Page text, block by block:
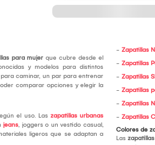
para mujer que cubre desde el
y modelos para distintos
caminar, un par para entrenar
comparar opciones y elegir la
el uso. Las zapatillas urbanas
jeans, joggers o un vestido casual,
ligeros que se adaptan a
- Zapatillas
- Zapatillas
- Zapatillas
- Zapatillas
- Zapatillas
- Zapatillas
Colores de
Las